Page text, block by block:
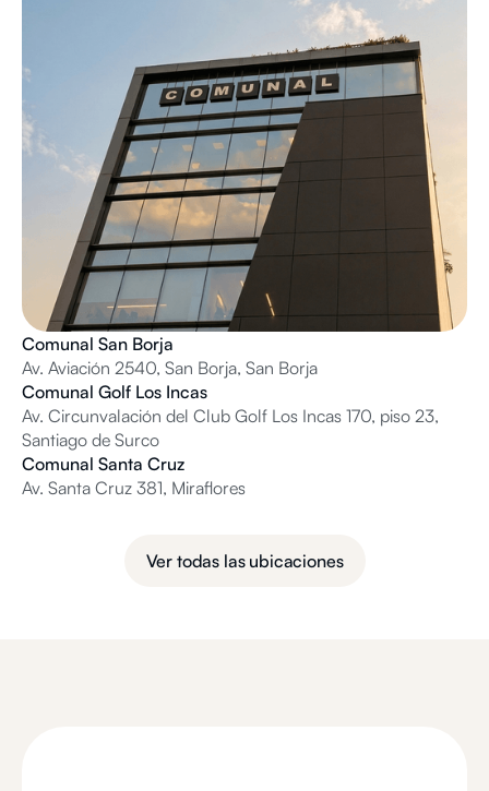
Comunal San Borja
Av. Aviación 2540, San Borja, San Borja
Comunal Golf Los Incas
Av. Circunvalación del Club Golf Los Incas 170, piso 23,
Santiago de Surco
Comunal Santa Cruz
Av. Santa Cruz 381, Miraflores
Ver todas las ubicaciones